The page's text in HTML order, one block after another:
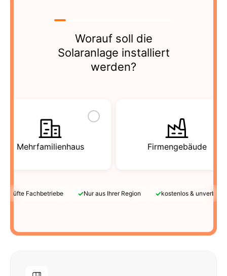
Worauf soll die
Solaranlage installiert
werden?
Mehrfamilienhaus Firmengebäude
Fachbetriebe ✓Nur aus Ihrer Region ✓kostenlos &